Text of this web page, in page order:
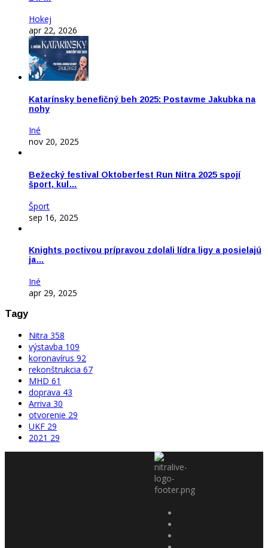
Hokej
apr 22, 2026
Katarínsky benefičný beh 2025: Postavme Jakubka na
nohy
Iné
nov 20, 2025
Bežecký festival Oktoberfest Run Nitra 2025 spojí
šport, kul…
Šport
sep 16, 2025
Knights poctivou prípravou zdolali lídra ligy a posielajú
ja…
Iné
apr 29, 2025
Tagy
Nitra 358
výstavba 109
koronavírus 92
rekonštrukcia 67
MHD 61
doprava 43
Arriva 30
otvorenie 29
UKF 29
2021 29